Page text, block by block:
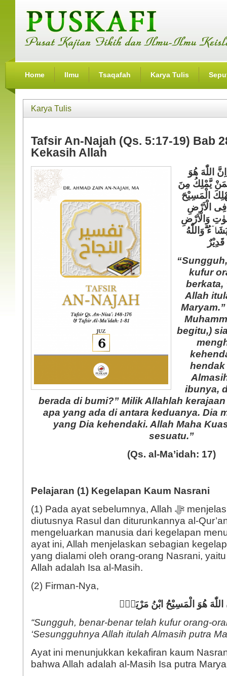
Home Ilmu Tsaqafah Karya Tulis
Karya Tulis
Tafsir An-Najah (Qs. 5:17-19) Bab
Kekasih Allah
اللّٰهَ هُوَ
يَّمْلِكُ مِنَ
الْمَسِيْحَ
فِى الْاَرْضِ
وَالْاَرْضِ
ۗوَاللّٰهُ
kufur
berkata,
Allah
begitu,)
hendak
ibunya,
berada di bumi?” Milik Allahlah
apa yang ada di antara keduanya. Dia
yang Dia kehendaki. Allah Maha
sesuatu.”
(Qs. al-Ma’idah: 17)
Pelajaran (1) Kegelapan Kaum Nasrani
(1) Pada ayat sebelumnya, Allah ﷻ menjelaskan tujuan
diutusnya Rasul dan diturunkannya al-
mengeluarkan manusia dari kegelapan
ayat ini, Allah menjelaskan sebagian
yang dialami oleh orang-orang Nasrani,
Allah adalah Isa al-Masih.
(2) Firman-Nya,
اللّٰهَ هُوَ الْمَسِيْحُ ابْنُ مَرْيَمَۗ
“Sungguh, benar-benar telah kufur orang-
‘Sesungguhnya Allah itulah Almasih putra
Ayat ini menunjukkan kekafiran kaum
bahwa Allah adalah al-Masih Isa putra
Jilbab Menurut Syari'at
Islam (Meluruskan
Pandangan Prof. DR.
Quraish)
Lihat isinya
Halal dan Haram Dalam Pernikahan
(Edisi I)
Lihat isinya »